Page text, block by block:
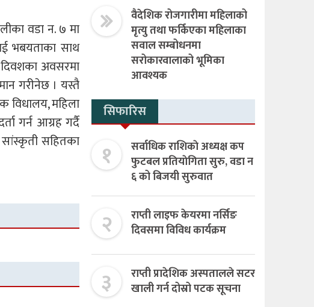
वडा न. ७ मा
भबयताका साथ
अवसरमा
गरीनेछ । यस्तै
विधालय, महिला
गर्न आग्रह गर्दै
सहितका
वैदेशिक रोजगारीमा महिलाको
मृत्यु तथा फर्किएका महिलाका
सवाल सम्बोधनमा
सरोकारवालाको भूमिका
आवश्यक
सिफारिस
१
सर्वाधिक राशिकाे अध्यक्ष कप
फुटबल प्रतियाेगिता सुरु, वडा न
६ को बिजयी सुरुवात
२
राप्ती लाइफ केयरमा नर्सिङ
दिवसमा विविध कार्यक्रम
३
राप्ती प्रादेशिक अस्पतालले सटर
खाली गर्न दोस्रो पटक सूचना